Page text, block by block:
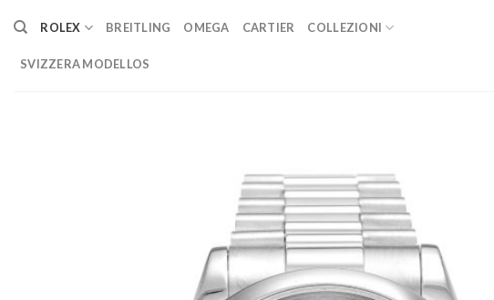
content
ROLEX BREITLING OMEGA CARTIER COLLEZIONI
SVIZZERA MODELLOS